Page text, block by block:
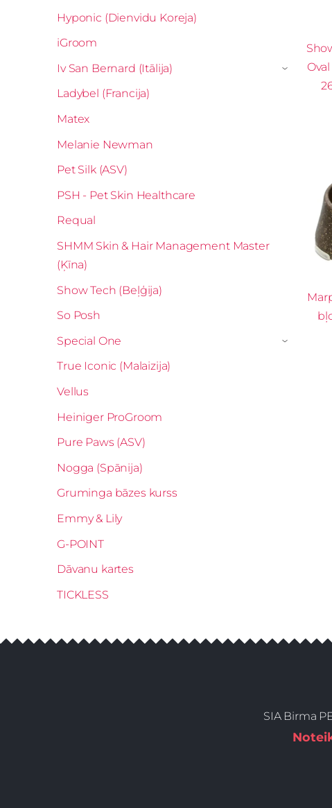
Hyponic (Dienvidu Koreja)
iGroom
Iv San Bernard (Itālija)
›
Ladybel (Francija)
Matex
Melanie Newman
Pet Silk (ASV)
PSH - Pet Skin Healthcare
Requal
SHMM Skin & Hair Management Master
(Ķīna)
Show Tech (Beļģija)
So Posh
Special One
›
True Iconic (Malaizija)
Vellus
Heiniger ProGroom
Pure Paws (ASV)
Nogga (Spānija)
Gruminga bāzes kurss
Emmy & Lily
G-POINT
Dāvanu kartes
TICKLESS
SIA Birma